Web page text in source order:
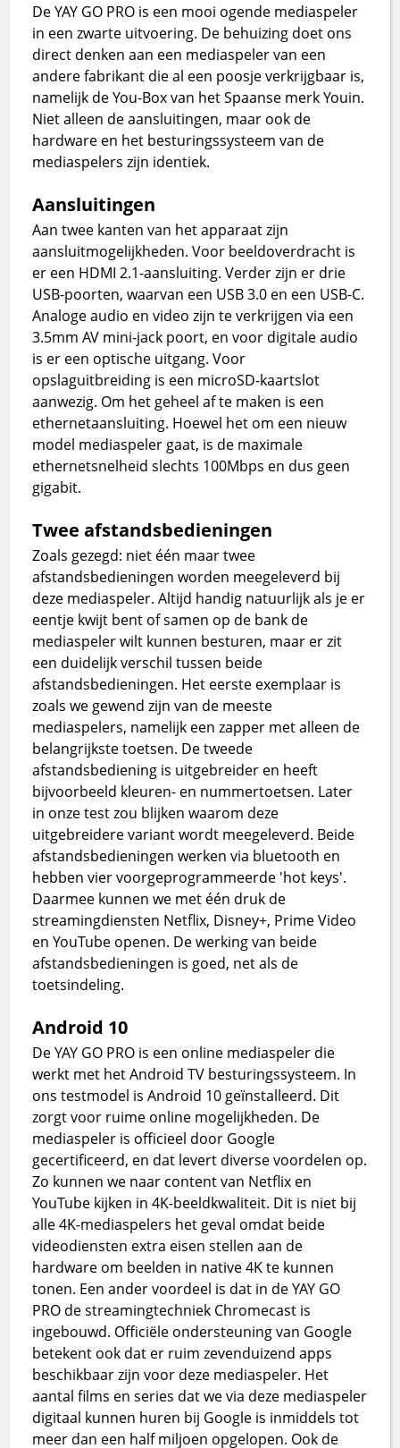
De YAY GO PRO is een mooi ogende mediaspeler
in een zwarte uitvoering. De behuizing doet ons
direct denken aan een mediaspeler van een
andere fabrikant die al een poosje verkrijgbaar is,
namelijk de You-Box van het Spaanse merk Youin.
Niet alleen de aansluitingen, maar ook de
hardware en het besturingssysteem van de
mediaspelers zijn identiek.
Aansluitingen
Aan twee kanten van het apparaat zijn
aansluitmogelijkheden. Voor beeldoverdracht is
er een HDMI 2.1-aansluiting. Verder zijn er drie
USB-poorten, waarvan een USB 3.0 en een USB-C.
Analoge audio en video zijn te verkrijgen via een
3.5mm AV mini-jack poort, en voor digitale audio
is er een optische uitgang. Voor
opslaguitbreiding is een microSD-kaartslot
aanwezig. Om het geheel af te maken is een
ethernetaansluiting. Hoewel het om een nieuw
model mediaspeler gaat, is de maximale
ethernetsnelheid slechts 100Mbps en dus geen
gigabit.
Twee afstandsbedieningen
Zoals gezegd: niet één maar twee
afstandsbedieningen worden meegeleverd bij
deze mediaspeler. Altijd handig natuurlijk als je er
eentje kwijt bent of samen op de bank de
mediaspeler wilt kunnen besturen, maar er zit
een duidelijk verschil tussen beide
afstandsbedieningen. Het eerste exemplaar is
zoals we gewend zijn van de meeste
mediaspelers, namelijk een zapper met alleen de
belangrijkste toetsen. De tweede
afstandsbediening is uitgebreider en heeft
bijvoorbeeld kleuren- en nummertoetsen. Later
in onze test zou blijken waarom deze
uitgebreidere variant wordt meegeleverd. Beide
afstandsbedieningen werken via bluetooth en
hebben vier voorgeprogrammeerde 'hot keys'.
Daarmee kunnen we met één druk de
streamingdiensten Netflix, Disney+, Prime Video
en YouTube openen. De werking van beide
afstandsbedieningen is goed, net als de
toetsindeling.
Android 10
De YAY GO PRO is een online mediaspeler die
werkt met het Android TV besturingssysteem. In
ons testmodel is Android 10 geïnstalleerd. Dit
zorgt voor ruime online mogelijkheden. De
mediaspeler is officieel door Google
gecertificeerd, en dat levert diverse voordelen op.
Zo kunnen we naar content van Netflix en
YouTube kijken in 4K-beeldkwaliteit. Dit is niet bij
alle 4K-mediaspelers het geval omdat beide
videodiensten extra eisen stellen aan de
hardware om beelden in native 4K te kunnen
tonen. Een ander voordeel is dat in de YAY GO
PRO de streamingtechniek Chromecast is
ingebouwd. Officiële ondersteuning van Google
betekent ook dat er ruim zevenduizend apps
beschikbaar zijn voor deze mediaspeler. Het
aantal films en series dat we via deze mediaspeler
digitaal kunnen huren bij Google is inmiddels tot
meer dan een half miljoen opgelopen. Ook de